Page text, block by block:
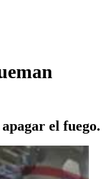
el fuego.